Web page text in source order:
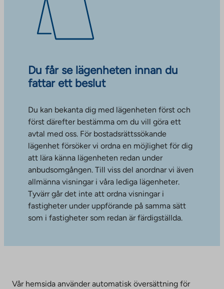
Du får se lägenheten innan du
fattar ett beslut
Du kan bekanta dig med lägenheten först och
först därefter bestämma om du vill göra ett
avtal med oss. För bostadsrättssökande
lägenhet försöker vi ordna en möjlighet för dig
att lära känna lägenheten redan under
anbudsomgången. Till viss del anordnar vi även
allmänna visningar i våra lediga lägenheter.
Tyvärr går det inte att ordna visningar i
fastigheter under uppförande på samma sätt
som i fastigheter som redan är färdigställda.
Vår hemsida använder automatisk översättning för